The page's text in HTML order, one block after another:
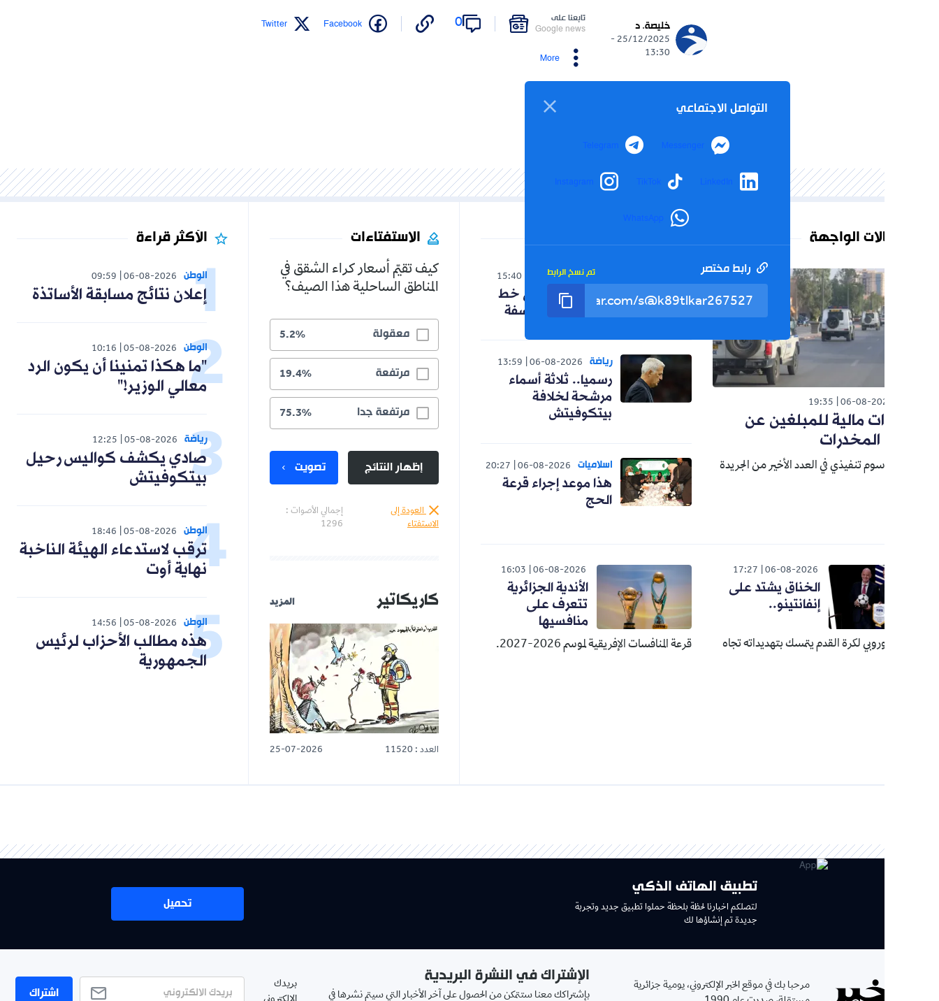
خليصة. د
25/12/2025 -
13:30
Google news
0
Facebook
Twitter
التواصل الاجتماعي
Messenger
Telegram
LinkedIn
TikTok
Instagram
WhatsApp
رابط مختصر
الواجهة
19:35
مالية للمبلغين عن
تنفيذي في العدد الأخير من الجريدة
06-08-2026
15:40
حنون تدخل على خط
الجدل حول الفلسفة
رياضة 06-08-2026
13:59
رسميا.. ثلاثة أسماء
مرشحة لخلافة
بيتكوفيتش
اسلاميات 06-08-2026
20:27
هذا موعد إجراء قرعة
الحج
06-08-2026
17:27
الخناق يشتد على
إنفانتينو..
لكرة القدم يتمسك بتهديداته تجاه
06-08-2026
16:03
الأندية الجزائرية
تتعرف على
منافسيها
قرعة المنافسات الإفريقية لموسم 2026-2027.
الاستفتاءات
كيف تقيّم أسعار كراء الشقق في
المناطق الساحلية هذا الصيف؟
معقولة
مرتفعة جدا 75.3%
إظهار النتائج تصويت
إجمالي الأصوات :
كاريكاتير
الأكثر قراءة
06-08-2026
09:59
إعلان نتائج مسابقة الأساتذة
05-08-2026
10:16
"ما هكذا تمنينا أن يكون الرد
معالي الوزير!"
05-08-2026
12:25
صادي يكشف كواليس رحيل
بيتكوفيتش
05-08-2026
18:46
ترقب لاستدعاء الهيئة الناخبة
نهاية أوت
05-08-2026
14:56
هذه مطالب الأحزاب لرئيس
الجمهورية
تطبيق الهاتف الذكي
لتصلكم اخبارنا لحظة بلحظة حملوا تطبيق جديد وتجربة
جديدة تم إنشاؤها لك
مرحبا بك في موقع الخبر الإلكتروني، يومية جزائرية
الإشتراك في النشرة البريدية
بإشتراكك معنا ستتمكن من الحصول على آخر الأخبار التي سيتم نشرها في
اشتراك